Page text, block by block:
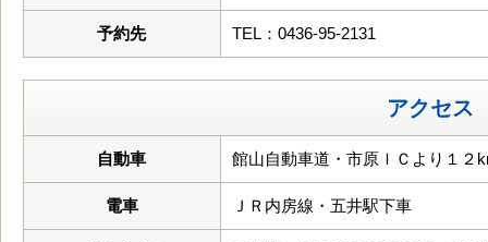
予約先 TEL：0436-95-2131
アクセス
自動車 館山自動車道・市原ＩＣより１２
電車 ＪＲ内房線・五井駅下車